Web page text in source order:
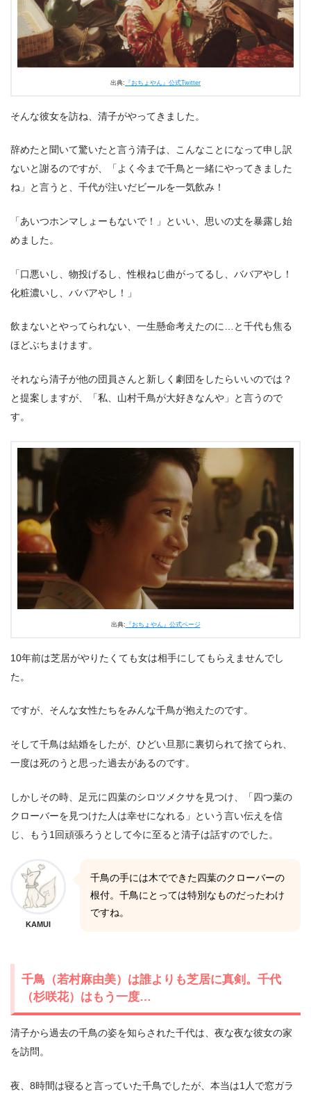
出典: 『おちょやん』公式Twitter
そんな彼女を訪ね、清子がやってきました。
辞めたと聞いて驚いたと言う清子は、こんなことになって申し訳
ないと謝るのですが、「よく今まで千鳥と一緒にやってきました
ね」と言うと、千代が注いだビールを一気飲み！
「あいつホンマしょーもないで！」といい、思いの丈を暴露し始
めました。
「口悪いし、物投げるし、性根ねじ曲がってるし、ババアやし！
化粧濃いし、ババアやし！」
飲まないとやってられない、一生懸命考えたのに…と千代も焦る
ほどぶちまけます。
それなら清子が他の団員さんと新しく劇団をしたらいいのでは？
と提案しますが、「私、山村千鳥が大好きなんや」と言うので
す。
出典: 『おちょやん』公式ページ
10年前は芝居がやりたくても女は相手にしてもらえませんでし
た。
ですが、そんな女性たちをみんな千鳥が抱えたのです。
そして千鳥は結婚をしたが、ひどい旦那に裏切られて捨てられ、
一度は死のうと思った過去があるのです。
しかしその時、足元に四葉のシロツメクサを見つけ、「四つ葉の
クローバーを見つけた人は幸せになれる」という言い伝えを信
じ、もう1回頑張ろうとして今に至ると清子は話すのでした。
KAMUI
千鳥の手には木でできた四葉のクローバーの
根付。千鳥にとっては特別なものだったわけ
ですね。
千鳥（若村麻由美）は誰よりも芝居に真剣。千代
（杉咲花）はもう一度…
清子から過去の千鳥の姿を知らされた千代は、夜な夜な彼女の家
を訪問。
夜、8時間は寝ると言っていた千鳥でしたが、本当は1人で窓ガラ